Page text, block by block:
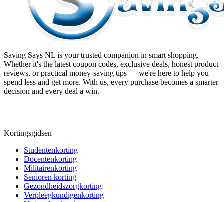
Saving Says NL is your trusted companion in smart shopping.
Whether it's the latest coupon codes, exclusive deals, honest product
reviews, or practical money-saving tips — we're here to help you
spend less and get more. With us, every purchase becomes a smarter
decision and every deal a win.
Kortingsgidsen
Studentenkorting
Docentenkorting
Militairenkorting
Senioren korting
Gezondheidszorgkorting
Verpleegkundigenkorting